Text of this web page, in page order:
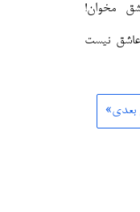
مخوان!
نیست
بعدی»